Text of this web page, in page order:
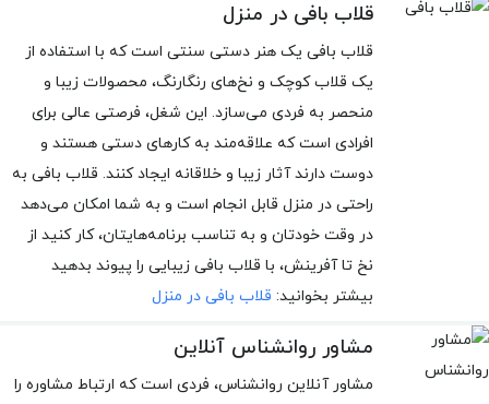
قلاب بافی در منزل
قلاب بافی یک هنر دستی سنتی است که با استفاده از
یک قلاب کوچک و نخ‌های رنگارنگ، محصولات زیبا و
منحصر به فردی می‌سازد. این شغل، فرصتی عالی برای
افرادی است که علاقه‌مند به کارهای دستی هستند و
دوست دارند آثار زیبا و خلاقانه ایجاد کنند. قلاب بافی به
راحتی در منزل قابل انجام است و به شما امکان می‌دهد
در وقت خودتان و به تناسب برنامه‌هایتان، کار کنید از
نخ تا آفرینش، با قلاب بافی زیبایی را پیوند بدهید
بیشتر بخوانید: قلاب بافی در منزل
مشاور روانشناس آنلاین
مشاور آنلاین روانشناس، فردی است که ارتباط مشاوره را